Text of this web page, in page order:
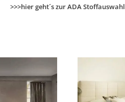
>>>hier geht´s zur ADA Stoffauswahl